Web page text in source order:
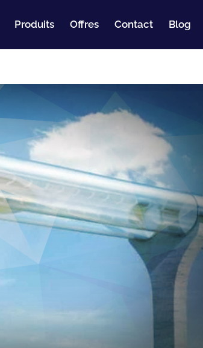
Produits Offres Contact Blog